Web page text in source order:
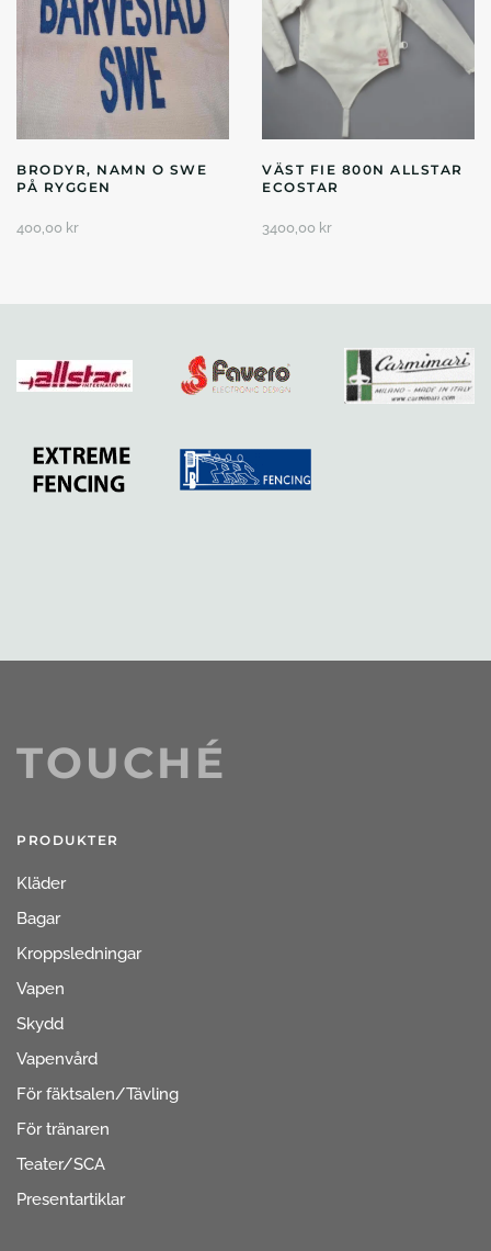
BRODYR, NAMN O SWE
PÅ RYGGEN
400,00 kr
VÄST FIE 800N ALLSTAR
ECOSTAR
3400,00 kr
TOUCHÉ
PRODUKTER
Kläder
Bagar
Kroppsledningar
Vapen
Skydd
Vapenvård
För fäktsalen/Tävling
För tränaren
Teater/SCA
Presentartiklar